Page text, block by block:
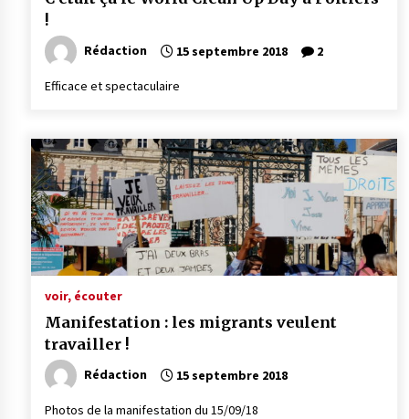
!
Rédaction 15 septembre 2018 2
Efficace et spectaculaire
voir, écouter
Manifestation : les migrants veulent
travailler !
Rédaction 15 septembre 2018
Photos de la manifestation du 15/09/18